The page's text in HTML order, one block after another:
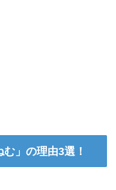
」の理由3選！